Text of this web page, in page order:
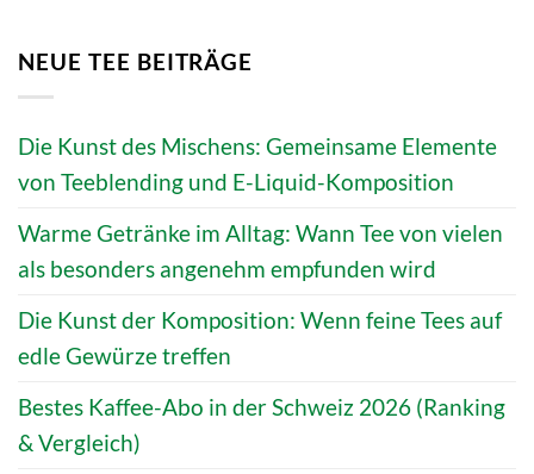
NEUE TEE BEITRÄGE
Die Kunst des Mischens: Gemeinsame Elemente
von Teeblending und E-Liquid-Komposition
Warme Getränke im Alltag: Wann Tee von vielen
als besonders angenehm empfunden wird
Die Kunst der Komposition: Wenn feine Tees auf
edle Gewürze treffen
Bestes Kaffee-Abo in der Schweiz 2026 (Ranking
& Vergleich)